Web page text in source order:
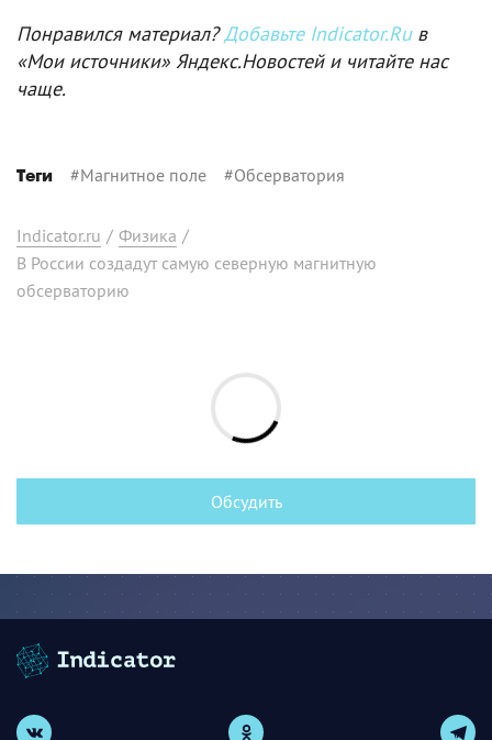
Понравился материал?Добавьте Indicator.Ruв
«Мои источники» Яндекс.Новостей и читайте нас
чаще.
Теги #Магнитное поле #Обсерватория
Indicator.ru / Физика /
В России создадут самую северную магнитную
обсерваторию
Обсудить